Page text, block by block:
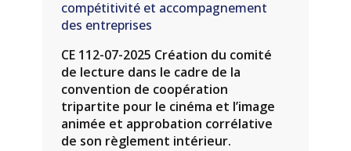
compétitivité et accompagnement
des entreprises
CE 112-07-2025 Création du comité
de lecture dans le cadre de la
convention de coopération
tripartite pour le cinéma et l’image
animée et approbation corrélative
de son règlement intérieur.